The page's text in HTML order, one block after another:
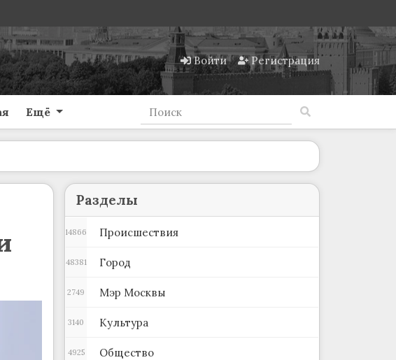
Войти Регистрация
Ещё
Разделы
Происшествия
14866
Город
48381
Мэр Москвы
2749
Культура
3140
Общество
4925